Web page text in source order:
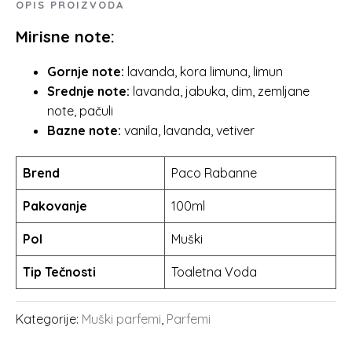
14.899.00 rsd.
OPIS PROIZVODA
Mirisne note:
Gornje note: lavanda, kora limuna, limun
Srednje note: lavanda, jabuka, dim, zemljane
note, pačuli
Bazne note: vanila, lavanda, vetiver
Brend Paco Rabanne
Pakovanje 100ml
Pol Muški
Tip Tečnosti Toaletna Voda
Kategorije: Muški parfemi Parfemi